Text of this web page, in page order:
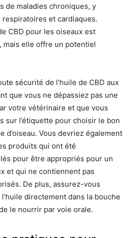
de maladies chroniques, y
et cardiaques.
CBD pour les oiseaux est
mais elle offre un potentiel
sécurité de l’huile de CBD aux
que vous ne dépassiez pas une
votre vétérinaire et que vous
sur l’étiquette pour choisir le bon
d’oiseau. Vous devriez également
produits qui ont été
pour être appropriés pour un
et qui ne contiennent pas
De plus, assurez-vous
directement dans la bouche
le nourrir par voie orale.